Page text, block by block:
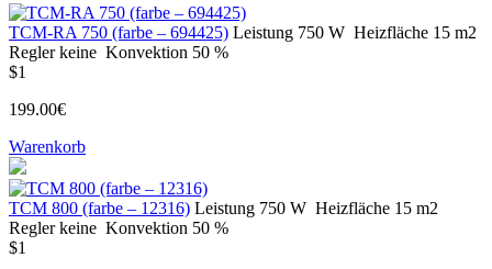
ТСМ-RA 750 (farbe – 694425) Leistung 750 W Heizfläche 15 m2
Regler keine Konvektion 50 %
$1
199.00€
Warenkorb
ТСМ 800 (farbe – 12316) Leistung 750 W Heizfläche 15 m2
Regler keine Konvektion 50 %
$1